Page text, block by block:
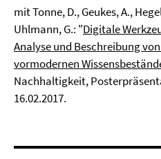
mit Tonne, D., Geukes, A.,
Uhlmann, G.: "Digitale
Analyse und Beschreibung
vormodernen
Nachhaltigkeit,
16.02.2017.